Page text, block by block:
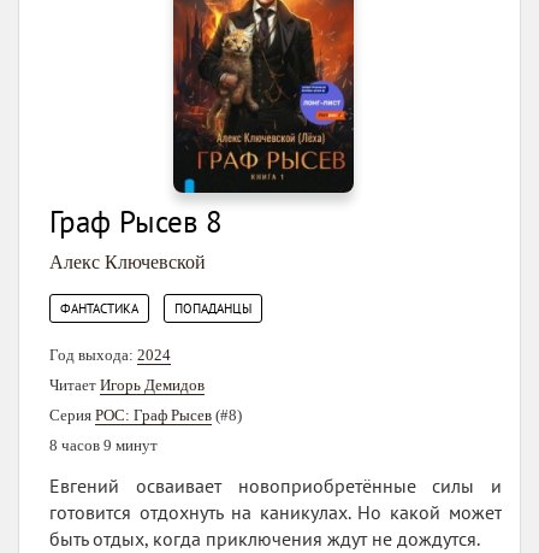
Граф Рысев 8
Алекс Ключевской
ФАНТАСТИКА ПОПАДАНЦЫ
Год выхода: 2024
Читает Игорь Демидов
Серия РОС: Граф Рысев (#8)
8 часов 9 минут
Евгений осваивает новоприобретённые силы и
готовится отдохнуть на каникулах. Но какой может
быть отдых, когда приключения ждут не дождутся.